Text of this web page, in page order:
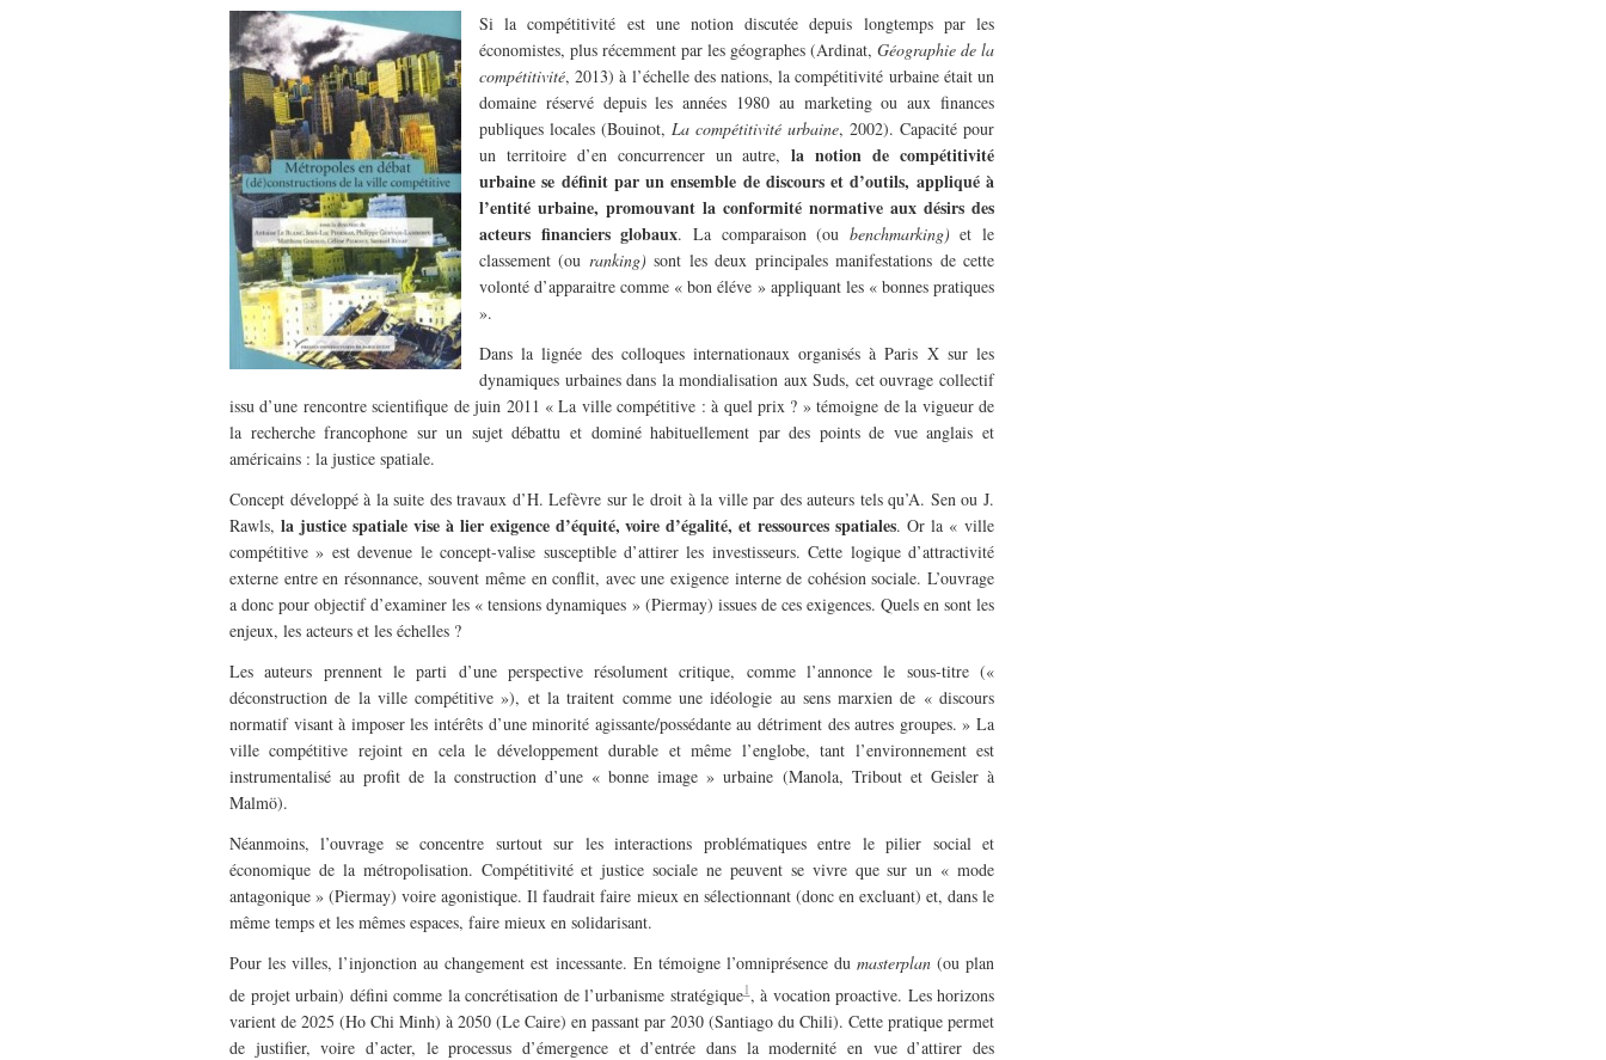
Si la compétitivité est une notion discutée depuis longtemps par les
économistes, plus récemment par les géographes (Ardinat, Géographie de la
compétitivité, 2013) à l’échelle des nations, la compétitivité urbaine était un
domaine réservé depuis les années 1980 au marketing ou aux finances
publiques locales (Bouinot, La compétitivité urbaine, 2002). Capacité pour
un territoire d’en concurrencer un autre,la notion de compétitivité
urbaine se définit par un ensemble de discours et d’outils, appliqué à
l’entité urbaine, promouvant la conformité normative aux désirs des
acteurs financiers globaux. La comparaison (ou benchmarking)et le
classement (ou ranking)sont les deux principales manifestations de cette
volonté d’apparaitre comme « bon éléve » appliquant les « bonnes pratiques
».
Dans la lignée des colloques internationaux organisés à Paris X sur les
dynamiques urbaines dans la mondialisation aux Suds, cet ouvrage collectif
issu d’une rencontre scientifique de juin 2011 « La ville compétitive : à quel prix ? » témoigne de la vigueur de
la recherche francophone sur un sujet débattu et dominé habituellement par des points de vue anglais et
américains : la justice spatiale.
Concept développé à la suite des travaux d’H. Lefèvre sur le droit à la ville par des auteurs tels qu’A. Sen ou J.
Rawls, la justice spatiale vise à lier exigence d’équité, voire d’égalité, et ressources spatiales. Or la « ville
compétitive » est devenue le concept-valise susceptible d’attirer les investisseurs. Cette logique d’attractivité
externe entre en résonnance, souvent même en conflit, avec une exigence interne de cohésion sociale. L’ouvrage
a donc pour objectif d’examiner les « tensions dynamiques » (Piermay) issues de ces exigences. Quels en sont les
enjeux, les acteurs et les échelles ?
Les auteurs prennent le parti d’une perspective résolument critique, comme l’annonce le sous-titre («
déconstruction de la ville compétitive »), et la traitent comme une idéologie au sens marxien de « discours
normatif visant à imposer les intérêts d’une minorité agissante/possédante au détriment des autres groupes. » La
ville compétitive rejoint en cela le développement durable et même l’englobe, tant l’environnement est
instrumentalisé au profit de la construction d’une « bonne image » urbaine (Manola, Tribout et Geisler à
Malmö).
Néanmoins, l’ouvrage se concentre surtout sur les interactions problématiques entre le pilier social et
économique de la métropolisation. Compétitivité et justice sociale ne peuvent se vivre que sur un « mode
antagonique » (Piermay) voire agonistique. Il faudrait faire mieux en sélectionnant (donc en excluant) et, dans le
même temps et les mêmes espaces, faire mieux en solidarisant.
Pour les villes, l’injonction au changement est incessante. En témoigne l’omniprésence du masterplan (ou plan
de projet urbain) défini comme la concrétisation de l’urbanisme stratégique1, à vocation proactive. Les horizons
varient de 2025 (Ho Chi Minh) à 2050 (Le Caire) en passant par 2030 (Santiago du Chili). Cette pratique permet
de justifier, voire d’acter, le processus d’émergence et d’entrée dans la modernité en vue d’attirer des